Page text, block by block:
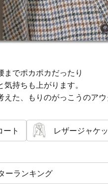
までポカポカだったり
持ちも上がります。
た、もりのがっこうのアウ
ート レザージャケ
ーランキング